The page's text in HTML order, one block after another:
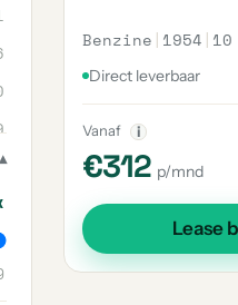
Benzine | 1954 | 10
Direct leverbaar
Vanaf i
€312 p/mnd
Lease